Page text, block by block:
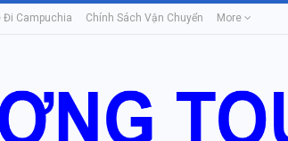
Đi Campuchia Chính Sách Vận Chuyển More